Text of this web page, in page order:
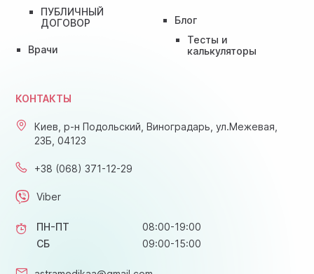
ПУБЛИЧНЫЙ
ДОГОВОР
Врачи
Блог
Тесты и
калькуляторы
КОНТАКТЫ
Киев, р-н Подольский, Виноградарь, ул.Межевая,
23Б, 04123
+38 (068) 371-12-29
Viber
ПН-ПТ
08:00-19:00
СБ
09:00-15:00